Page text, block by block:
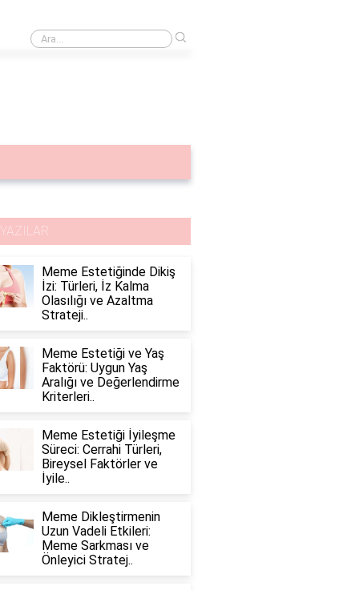
Göğüs korsesi
Meme Estetiğinde Dikiş
İzi: Türleri, İz Kalma
Olasılığı ve Azaltma
Strateji..
Meme Estetiği ve Yaş
Faktörü: Uygun Yaş
Aralığı ve Değerlendirme
Kriterleri..
Meme Estetiği İyileşme
Süreci: Cerrahi Türleri,
Bireysel Faktörler ve
İyile..
Meme Dikleştirmenin
Uzun Vadeli Etkileri:
Meme Sarkması ve
Önleyici Stratej..